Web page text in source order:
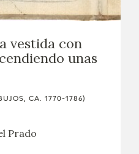
vestida con
unas
CA. 1770-1786)
Prado